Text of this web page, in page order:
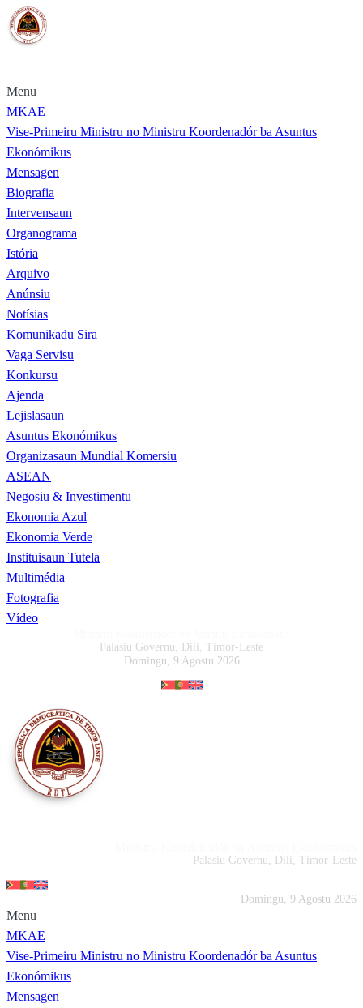
Menu
MKAE
Vise-Primeiru Ministru no Ministru Koordenadór ba Asuntus
Ekonómikus
Mensagen
Biografia
Intervensaun
Organograma
Istória
Arquivo
Anúnsiu
Notísias
Komunikadu Sira
Vaga Servisu
Konkursu
Ajenda
Lejislasaun
Asuntus Ekonómikus
Organizasaun Mundial Komersiu
ASEAN
Negosiu & Investimentu
Ekonomia Azul
Ekonomia Verde
Instituisaun Tutela
Multimédia
Fotografia
Vídeo
Palasiu Governu, Dili, Timor-Leste
Domingu, 9 Agostu 2026
Palasiu Governu, Dili, Timor-Leste
Domingu, 9 Agostu 2026
Menu
MKAE
Vise-Primeiru Ministru no Ministru Koordenadór ba Asuntus
Ekonómikus
Mensagen